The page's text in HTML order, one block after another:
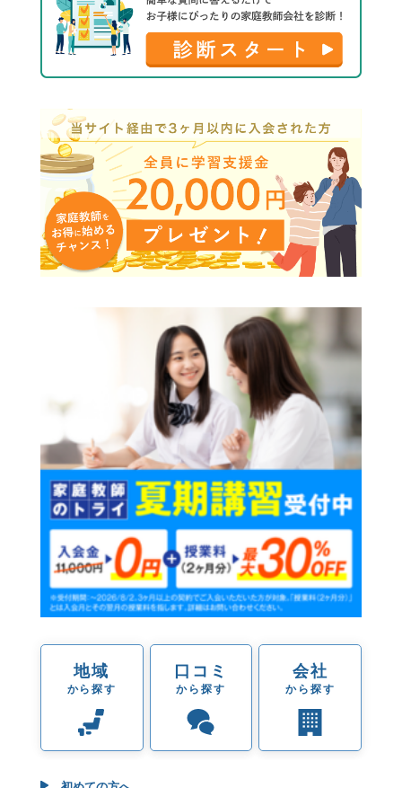
地域
から探す
口コミ
から探す
会社
から探す